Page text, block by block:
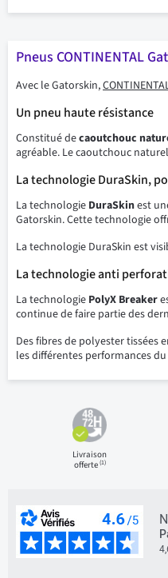
Pneus CONTINENTAL
Avec le Gatorskin,
Un pneu haute résistance
Constitué decaoutchouc
agréable. Le caoutchouc
La technologie DuraSkin,
La technologie DuraSkinest
Gatorskin. Cette technologie
La technologie DuraSkin est
La technologie anti
La technologie PolyX Breaker
continue de faire partie des
Des fibres de polyester tissées
les différentes performances
Livraison
offerte(1)